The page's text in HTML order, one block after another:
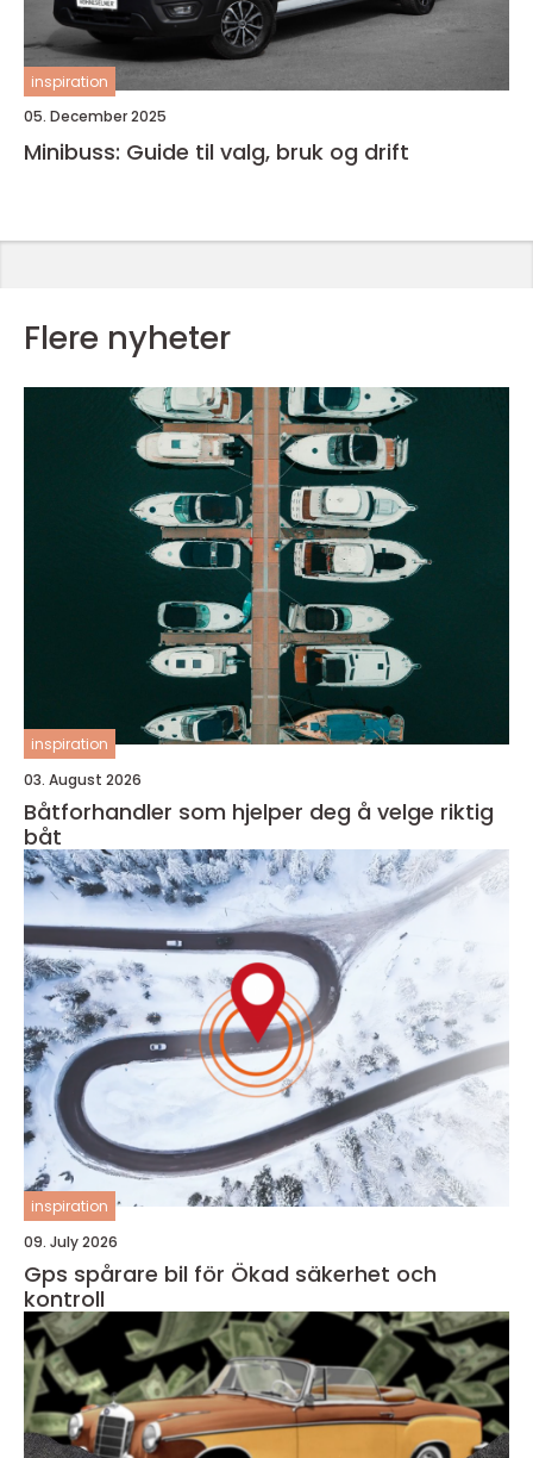
inspiration
05. December 2025
Minibuss: Guide til valg, bruk og drift
Flere nyheter
inspiration
03. August 2026
Båtforhandler som hjelper deg å velge riktig
båt
inspiration
09. July 2026
Gps spårare bil för Ökad säkerhet och
kontroll